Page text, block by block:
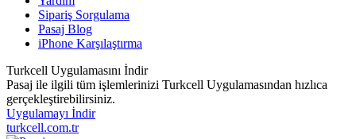
Sipariş Sorgulama
Pasaj Blog
iPhone Karşılaştırma
Turkcell Uygulamasını İndir
Pasaj ile ilgili tüm işlemlerinizi Turkcell Uygulamasından hızlıca
gerçekleştirebilirsiniz.
Uygulamayı İndir
turkcell.com.tr